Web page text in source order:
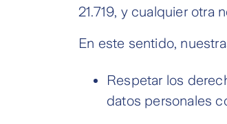
21.719, y cualquier otra
En este sentido,
Respetar los
datos personales